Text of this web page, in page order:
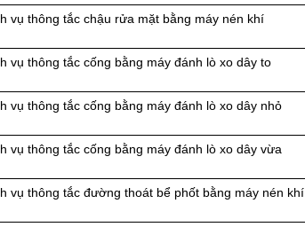
vụ thông tắc chậu rửa mặt bằng máy nén khí
vụ thông tắc cống bằng máy đánh lò xo dây to
vụ thông tắc cống bằng máy đánh lò xo dây nhỏ
vụ thông tắc cống bằng máy đánh lò xo dây vừa
vụ thông tắc đường thoát bể phốt bằng máy nén khí